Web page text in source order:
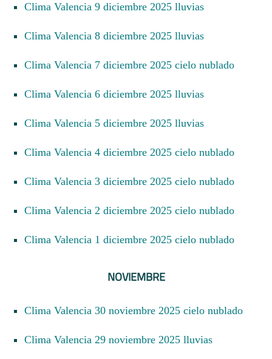
Clima Valencia 9 diciembre 2025 lluvias
Clima Valencia 8 diciembre 2025 lluvias
Clima Valencia 7 diciembre 2025 cielo nublado
Clima Valencia 6 diciembre 2025 lluvias
Clima Valencia 5 diciembre 2025 lluvias
Clima Valencia 4 diciembre 2025 cielo nublado
Clima Valencia 3 diciembre 2025 cielo nublado
Clima Valencia 2 diciembre 2025 cielo nublado
Clima Valencia 1 diciembre 2025 cielo nublado
NOVIEMBRE
Clima Valencia 30 noviembre 2025 cielo nublado
Clima Valencia 29 noviembre 2025 lluvias